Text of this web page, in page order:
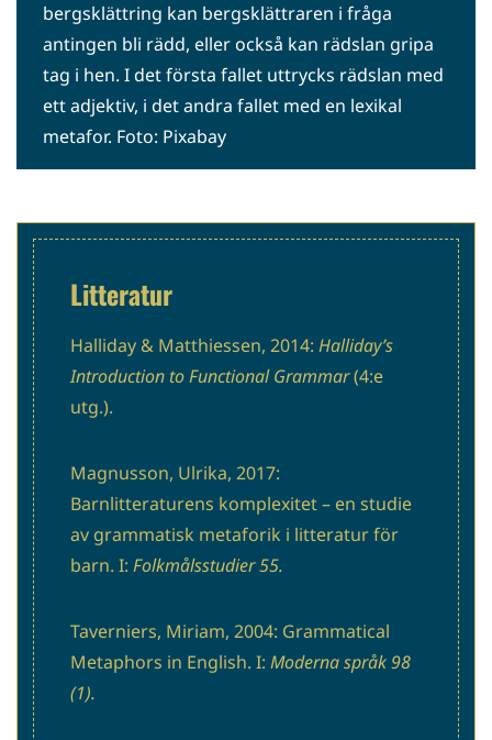
bergsklättring kan bergsklättraren i fråga
antingen bli rädd, eller också kan rädslan gripa
tag i hen. I det första fallet uttrycks rädslan med
ett adjektiv, i det andra fallet med en lexikal
metafor. Foto: Pixabay
Litteratur
Halliday & Matthiessen, 2014: Halliday’s
Introduction to Functional Grammar(4:e
utg.).
Magnusson, Ulrika, 2017:
Barnlitteraturens komplexitet – en studie
av grammatisk metaforik i litteratur för
barn. I: Folkmålsstudier 55.
Taverniers, Miriam, 2004: Grammatical
Metaphors in English. I: Moderna språk 98
(1).